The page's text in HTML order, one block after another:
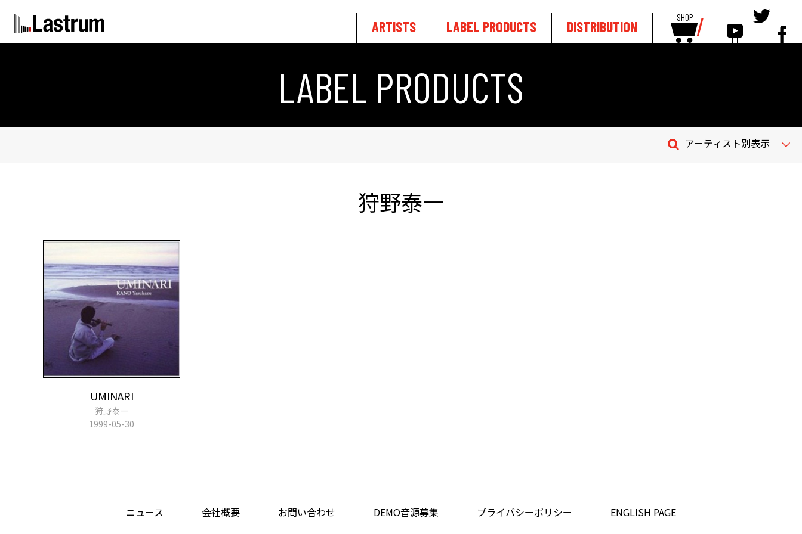
ARTISTS LABEL PRODUCTS DISTRIBUTION
SHOP
LABEL PRODUCTS
アーティスト別表示
狩野泰一
UMINARI
狩野泰一
1999-05-30
ニュース 会社概要 お問い合わせ DEMO音源募集 プライバシーポリシー ENGLISH PAGE